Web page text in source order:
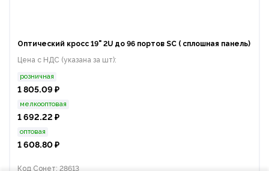
Оптический кросс 19" 2U до 96 портов SC ( сплошная панель)
Цена с НДС (указана за шт):
розничная
1 805.09 ₽
мелкооптовая
1 692.22 ₽
оптовая
1 608.80 ₽
Код Сонет: 28613